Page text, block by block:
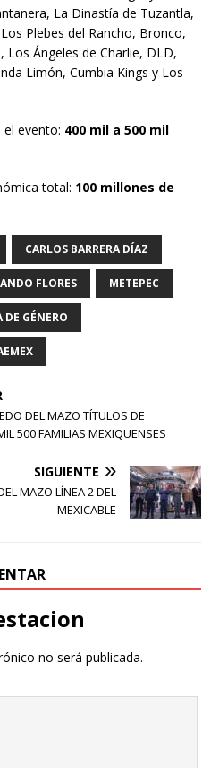
La Dinastía de Tuzantla,
Plebes del Rancho, Bronco,
Ángeles de Charlie, DLD,
Limón, Cumbia Kings y Los
evento: 400 mil a 500 mil
total: 100 millones de
CARLOS BARRERA DÍAZ
FLORES METEPEC
DE GÉNERO
DEL MAZO TÍTULOS DE
500 FAMILIAS MEXIQUENSES
SIGUIENTE
MAZO LÍNEA 2 DEL
MEXICABLE
no será publicada.